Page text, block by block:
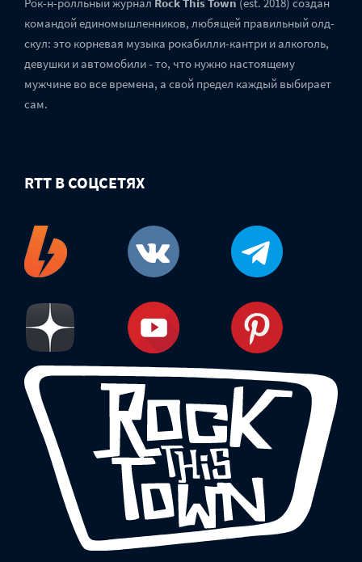
командой единомышленников, любящей правильный олд-
скул: это корневая музыка рокабилли-кантри и алкоголь,
девушки и автомобили - то, что нужно настоящему
мужчине во все времена, а свой предел каждый выбирает
сам.
RTT В СОЦСЕТЯХ